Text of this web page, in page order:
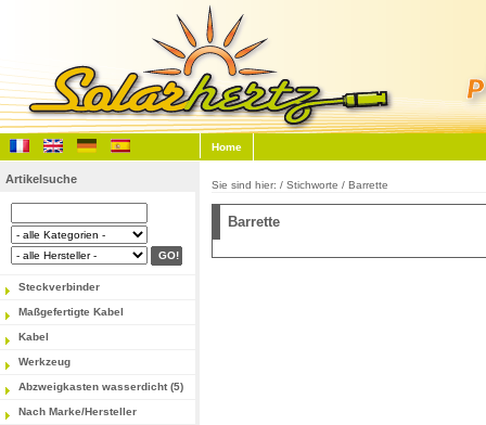
Home
Artikelsuche
Steckverbinder
Maßgefertigte Kabel
Kabel
Werkzeug
Abzweigkasten wasserdicht (5)
Nach Marke/Hersteller
Sie sind hier: / Stichworte / Barrette
Barrette